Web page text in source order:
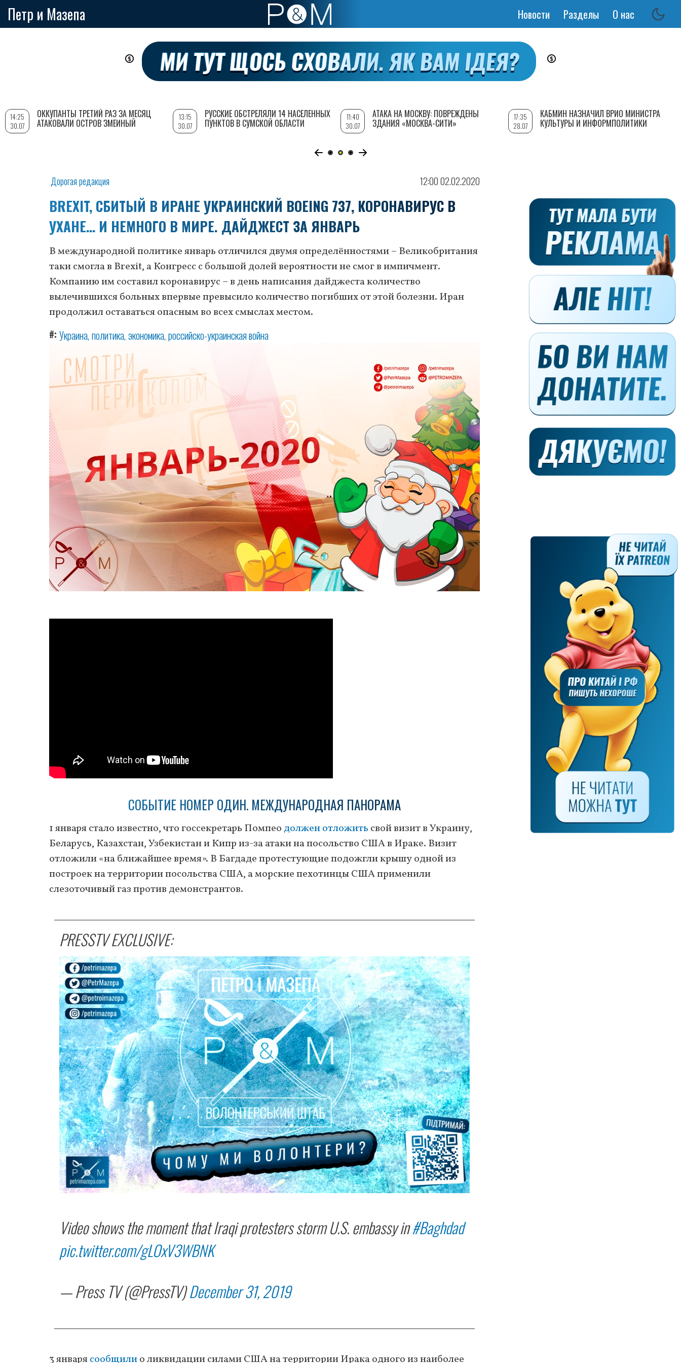
Петр и Мазепа
Основная
Новости Разделы О нас
Дорогая редакция 12:00 02.02.2020
BREXIT, СБИТЫЙ В ИРАНЕ УКРАИНСКИЙ BOEING 737, КОРОНАВИРУС В
УХАНЕ… И НЕМНОГО В МИРЕ. ДАЙДЖЕСТ ЗА ЯНВАРЬ
В международной политике январь отличился двумя определённостями – Великобритания
таки смогла в Brexit, а Конгресс с большой долей вероятности не смог в импичмент.
Компанию им составил коронавирус – в день написания дайджеста количество
вылечившихся больных впервые превысило количество погибших от этой болезни. Иран
продолжил оставаться опасным во всех смыслах местом.
# Украина политика экономика российско-украинская война
СОБЫТИЕ НОМЕР ОДИН. МЕЖДУНАРОДНАЯ ПАНОРАМА
1 января стало известно, что госсекретарь Помпеодолжен отложить свой визит в Украину,
Беларусь, Казахстан, Узбекистан и Кипр из-за атаки на посольство США в Ираке. Визит
отложили «на ближайшее время». В Багдаде протестующие подожгли крышу одной из
построек на территории посольства США, а морские пехотинцы США применили
слезоточивый газ против демонстрантов.
PRESSTV EXCLUSIVE:
Video shows the moment that Iraqi protesters storm U.S. embassy in#Baghdad
pic.twitter.com/gLOxV3WBNK
— Press TV (@PressTV)December 31, 2019
3 январясообщилио ликвидации силами США на территории Ирака одного из наиболее
14:25
30.07
ОККУПАНТЫ ТРЕТИЙ РАЗ ЗА МЕСЯЦ
АТАКОВАЛИ ОСТРОВ ЗМЕИНЫЙ
13:15
30.07
РУССКИЕ ОБСТРЕЛЯЛИ 14 НАСЕЛЕННЫХ
ПУНКТОВ В СУМСКОЙ ОБЛАСТИ
11:40
30.07
АТАКА НА МОСКВУ: ПОВРЕЖДЕНЫ
ЗДАНИЯ «МОСКВА-СИТИ»
17:35
28.07
КАБМИН НАЗНАЧИЛ ВРИО МИНИСТРА
КУЛЬТУРЫ И ИНФОРМПОЛИТИКИ